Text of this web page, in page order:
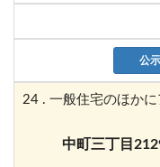
公
24 . 一般住宅のほか
中町三丁目